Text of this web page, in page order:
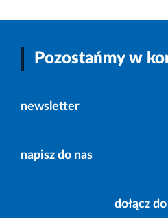
Pozostańmy w
newsletter
napisz do nas
dołącz